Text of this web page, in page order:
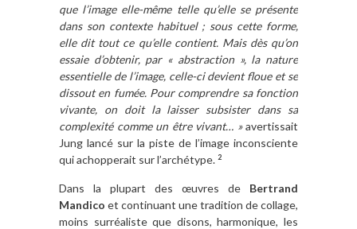
que l’image elle-même telle qu’elle se présente
dans son contexte habituel ; sous cette forme,
elle dit tout ce qu’elle contient. Mais dès qu’on
essaie d’obtenir, par « abstraction », la nature
essentielle de l’image, celle-ci devient floue et se
dissout en fumée. Pour comprendre sa fonction
vivante, on doit la laisser subsister dans sa
complexité comme un être vivant… »avertissait
Jung lancé sur la piste de l’image inconsciente
qui achopperait sur l’archétype. 2
Dans la plupart des œuvres de Bertrand
Mandico et continuant une tradition de collage,
moins surréaliste que disons, harmonique, les